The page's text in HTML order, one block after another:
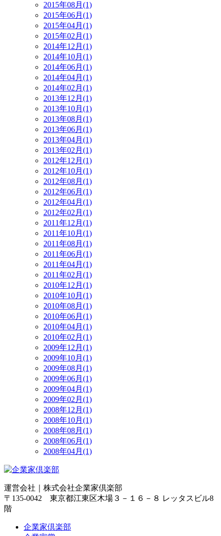
2015年08月(1)
2015年06月(1)
2015年04月(1)
2015年02月(1)
2014年12月(1)
2014年10月(1)
2014年06月(1)
2014年04月(1)
2014年02月(1)
2013年12月(1)
2013年10月(1)
2013年08月(1)
2013年06月(1)
2013年04月(1)
2013年02月(1)
2012年12月(1)
2012年10月(1)
2012年08月(1)
2012年06月(1)
2012年04月(1)
2012年02月(1)
2011年12月(1)
2011年10月(1)
2011年08月(1)
2011年06月(1)
2011年04月(1)
2011年02月(1)
2010年12月(1)
2010年10月(1)
2010年08月(1)
2010年06月(1)
2010年04月(1)
2010年02月(1)
2009年12月(1)
2009年10月(1)
2009年08月(1)
2009年06月(1)
2009年04月(1)
2009年02月(1)
2008年12月(1)
2008年10月(1)
2008年08月(1)
2008年06月(1)
2008年04月(1)
運営会社｜ 株式会社企業家倶楽部
〒135-0042 東京都江東区木場３－１６－８ レッタスビル8
階
企業家倶楽部